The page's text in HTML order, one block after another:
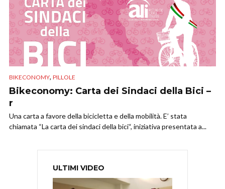
BIKECONOMY, PILLOLE
Bikeconomy: Carta dei Sindaci della Bici –
r
Una carta a favore della bicicletta e della mobilità. E’ stata
chiamata “La carta dei sindaci della bici“, iniziativa presentata a...
ULTIMI VIDEO